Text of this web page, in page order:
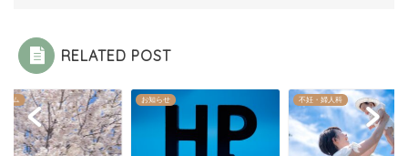
RELATED POST
ラム お知らせ 不妊・婦人科